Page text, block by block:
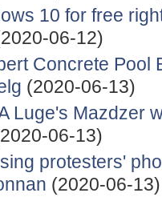
10 for free
06-12)
Concrete Pool
(2020-06-13)
Luge's Mazdzer
06-13)
protesters'
(2020-06-13)